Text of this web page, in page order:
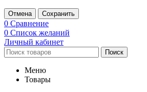
Отмена Сохранить
0 Сравнение
0 Список желаний
Личный кабинет
Поиск
Меню
Товары